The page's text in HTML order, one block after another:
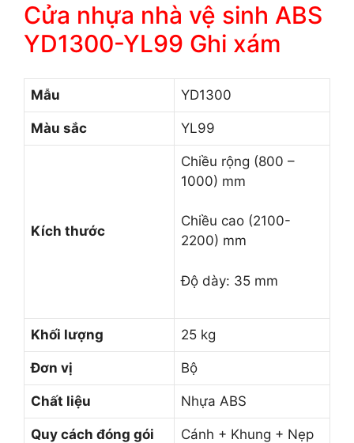
Cửa nhựa nhà vệ sinh ABS
YD1300-YL99 Ghi xám
Mẫu YD1300
Màu sắc YL99
Kích thước
Chiều rộng (800 –
1000) mm
Chiều cao (2100-
2200) mm
Độ dày: 35 mm
Khối lượng 25 kg
Đơn vị Bộ
Chất liệu Nhựa ABS
Quy cách đóng gói Cánh + Khung + Nẹp